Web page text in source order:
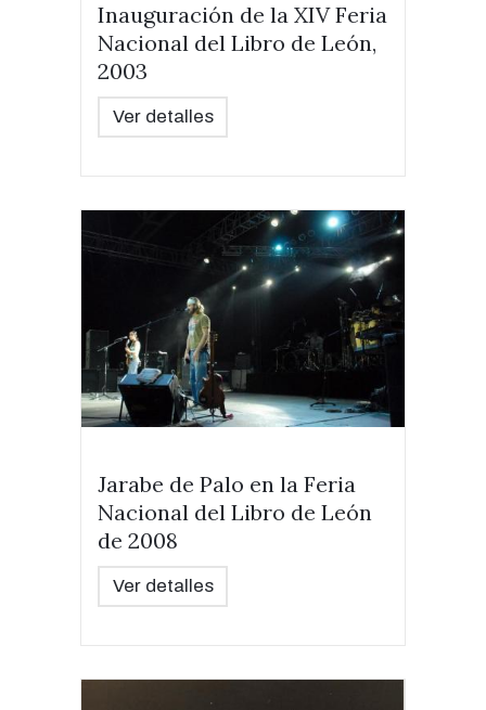
Inauguración de la XIV Feria
Nacional del Libro de León,
2003
Ver detalles
Jarabe de Palo en la Feria
Nacional del Libro de León
de 2008
Ver detalles